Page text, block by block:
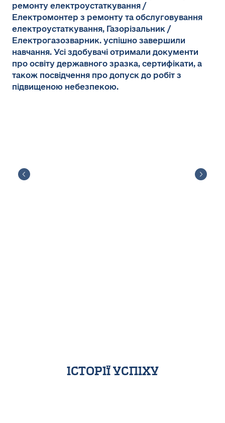
ремонту електроустаткування /
Електромонтер з ремонту та обслуговування
електроустаткування, Газорізальник /
Електрогазозварник. успішно завершили
навчання. Усі здобувачі отримали документи
про освіту державного зразка, сертифікати, а
також посвідчення про допуск до робіт з
підвищеною небезпекою.
історії успіху